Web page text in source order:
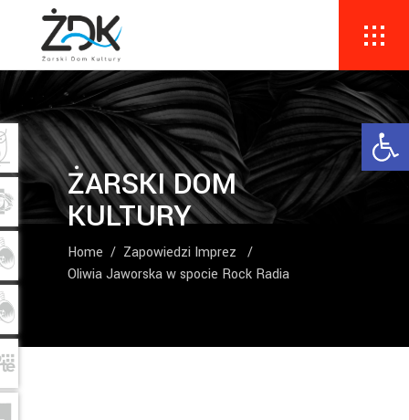
ŻARSKI DOM
KULTURY
Home / Zapowiedzi Imprez
/
Oliwia Jaworska w spocie Rock Radia